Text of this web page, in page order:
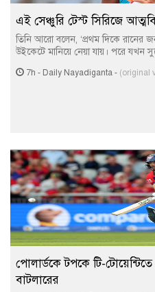
এই সেঞ্চুরি টেস্ট সিরিজে
তিনি আরো বলেন, ‘প্রথম দিকে রানের
উইকেটে মানিয়ে নেয়া যায়। পরে যখন
7h - Daily Nayadiganta - (original
পোলার্ডকে টপকে টি-টোয়েন্টিতে
বাটলারের